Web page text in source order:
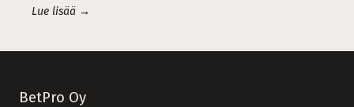
Lue lisää →
BetPro Oy